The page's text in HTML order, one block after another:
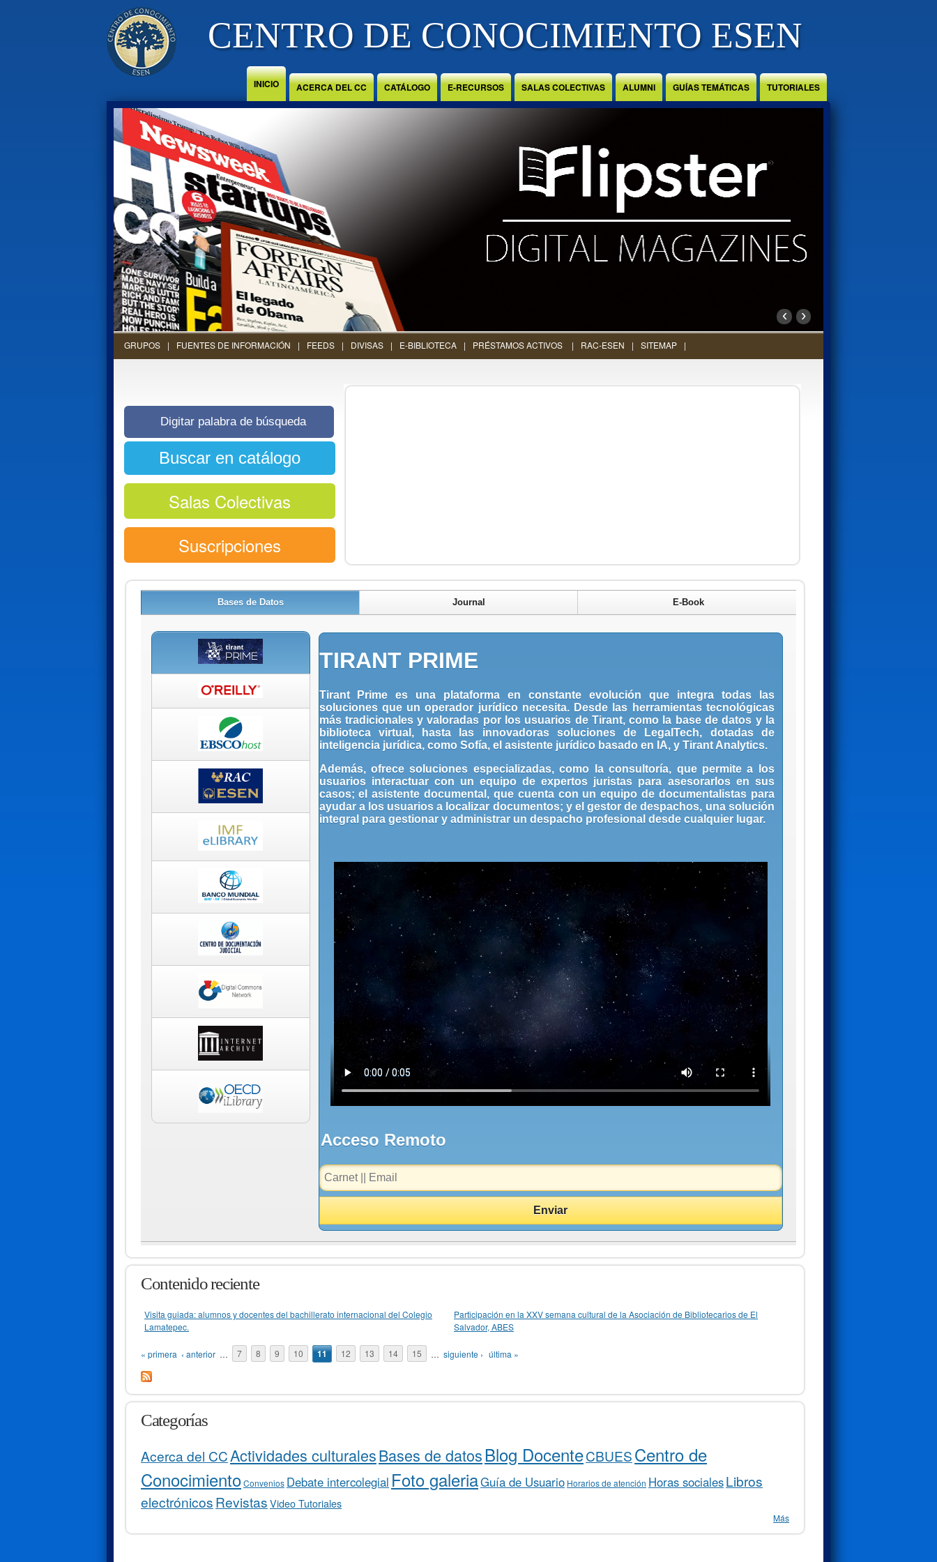
CENTRO DE CONOCIMIENTO ESEN
INICIO ACERCA DEL CC CATÁLOGO E-RECURSOS SALAS COLECTIVAS ALUMNI GUÍAS TEMÁTICAS TUTORIALES
‹ ›
GRUPOS FUENTES DE INFORMACIÓN FEEDS DIVISAS E-BIBLIOTECA PRÉSTAMOS ACTIVOS RAC-ESEN SITEMAP
Salas Colectivas
Suscripciones
Contenido reciente
Visita guiada: alumnos y docentes del bachillerato internacional del Colegio
Lamatepec.
Participación en la XXV semana cultural de la Asociación de Bibliotecarios de El
Salvador, ABES
Páginas
« primera ‹ anterior … 7 8 9 10 11 12 13 14 15 … siguiente › última »
Categorías
Acerca del CCActividades culturalesBases de datosBlog DocenteCBUESCentro de
ConocimientoConvenios Debate intercolegial Foto galeriaGuía de Usuario Horarios de atención Horas socialesLibros
electrónicosRevistasVideo Tutoriales
Más